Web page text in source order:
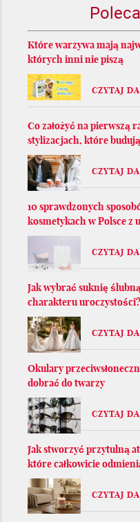
Które warzywa mają
których inni nie piszą
CZYTAJ
Co założyć na pierwszą
stylizacjach, które
CZYTAJ
10 sprawdzonych
kosmetykach w Polsce z
CZYTAJ
Jak wybrać suknię
charakteru uroczystości?
CZYTAJ
Okulary
dobrać do twarzy
CZYTAJ
Jak stworzyć przytulną
które całkowicie
CZYTAJ